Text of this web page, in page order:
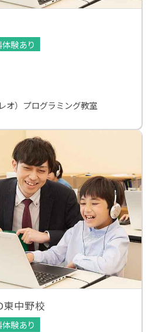
体験あり
オ）プログラミング教室
東中野校
体験あり